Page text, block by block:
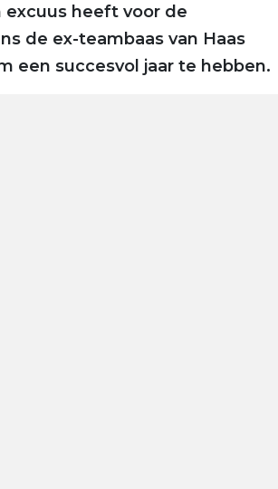
heeft voor de
de ex-teambaas van Haas
een succesvol jaar te hebben.